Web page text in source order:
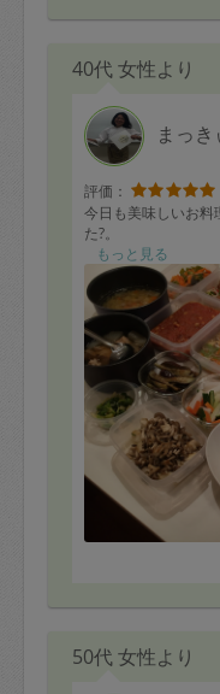
40代 女性より
まっき
評価：
今日も美味しいお料
た?。
もっと見る
50代 女性より